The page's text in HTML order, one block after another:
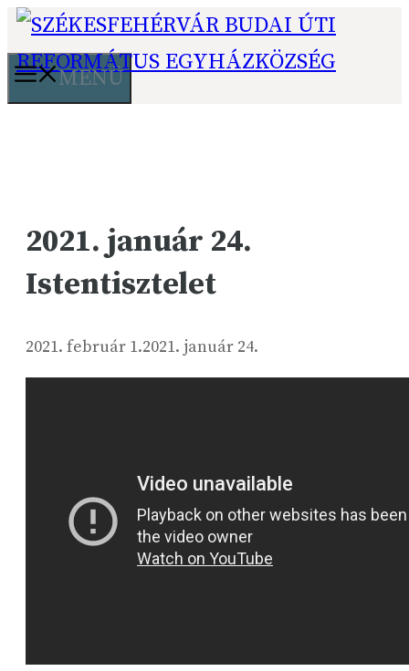
Kilépés
tartalombaMENÜ
2021. január 24.
Istentisztelet
2021. február 1.2021. január 24.